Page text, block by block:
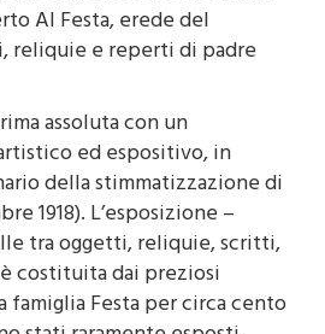
e reperti di padre
assoluta con un
ed espositivo, in
della stimmatizzazione di
1918). L’esposizione –
tra oggetti, reliquie, scritti,
costituita dai preziosi
Festa per circa cento
stati raramente esposti,